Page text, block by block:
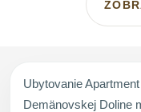
Ubytovanie
Demänovskej Doline